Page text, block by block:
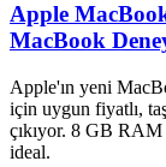
Apple
MacBook
Apple'ın yeni
için uygun fiyatlı,
çıkıyor. 8 GB
ideal.